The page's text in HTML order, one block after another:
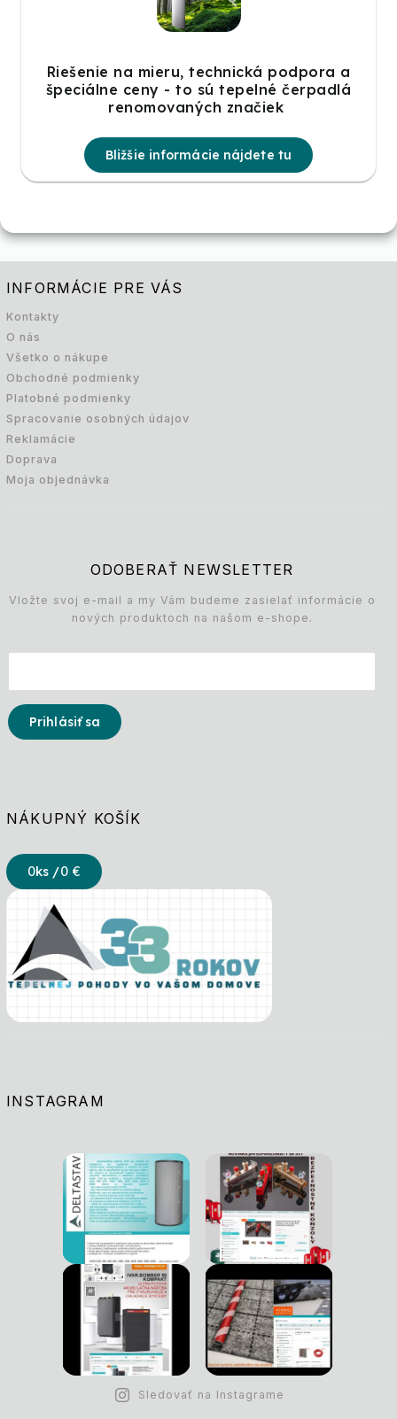
Riešenie na mieru, technická podpora a
špeciálne ceny - to sú tepelné čerpadlá
renomovaných značiek
Bližšie informácie nájdete tu
INFORMÁCIE PRE VÁS
Kontakty
O nás
Všetko o nákupe
Obchodné podmienky
Platobné podmienky
Spracovanie osobných údajov
Reklamácie
Doprava
Moja objednávka
ODOBERAŤ NEWSLETTER
Vložte svoj e-mail a my Vám budeme zasielať informácie o
nových produktoch na našom e-shope.
Prihlásiť sa
NÁKUPNÝ KOŠÍK
0ks /0 €
INSTAGRAM
Sledovať na Instagrame